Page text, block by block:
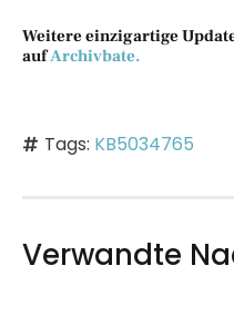
Weitere einzigartige
aufArchivbate.
Tags: KB5034765
Verwandte